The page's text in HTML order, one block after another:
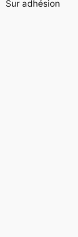
Sur adhésion